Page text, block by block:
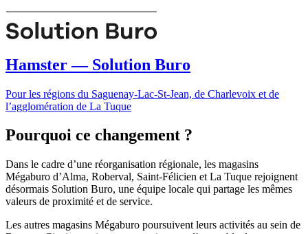
Hamster — Solution Buro
Pour les régions du Saguenay-Lac-St-Jean, de Charlevoix et de
l’agglomération de La Tuque
Pourquoi ce changement ?
Dans le cadre d’une réorganisation régionale, les magasins
Mégaburo d’Alma, Roberval, Saint-Félicien et La Tuque rejoignent
désormais Solution Buro, une équipe locale qui partage les mêmes
valeurs de proximité et de service.
Les autres magasins Mégaburo poursuivent leurs activités au sein de